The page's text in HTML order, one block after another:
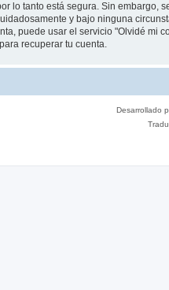
lo tanto está segura. Sin
y bajo ninguna
puede usar el servicio "Olvidé mi
recuperar tu cuenta.
Desarrollado